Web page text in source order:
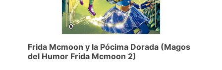
Frida Mcmoon y la Pócima Dorada (Magos
del Humor Frida Mcmoon 2)